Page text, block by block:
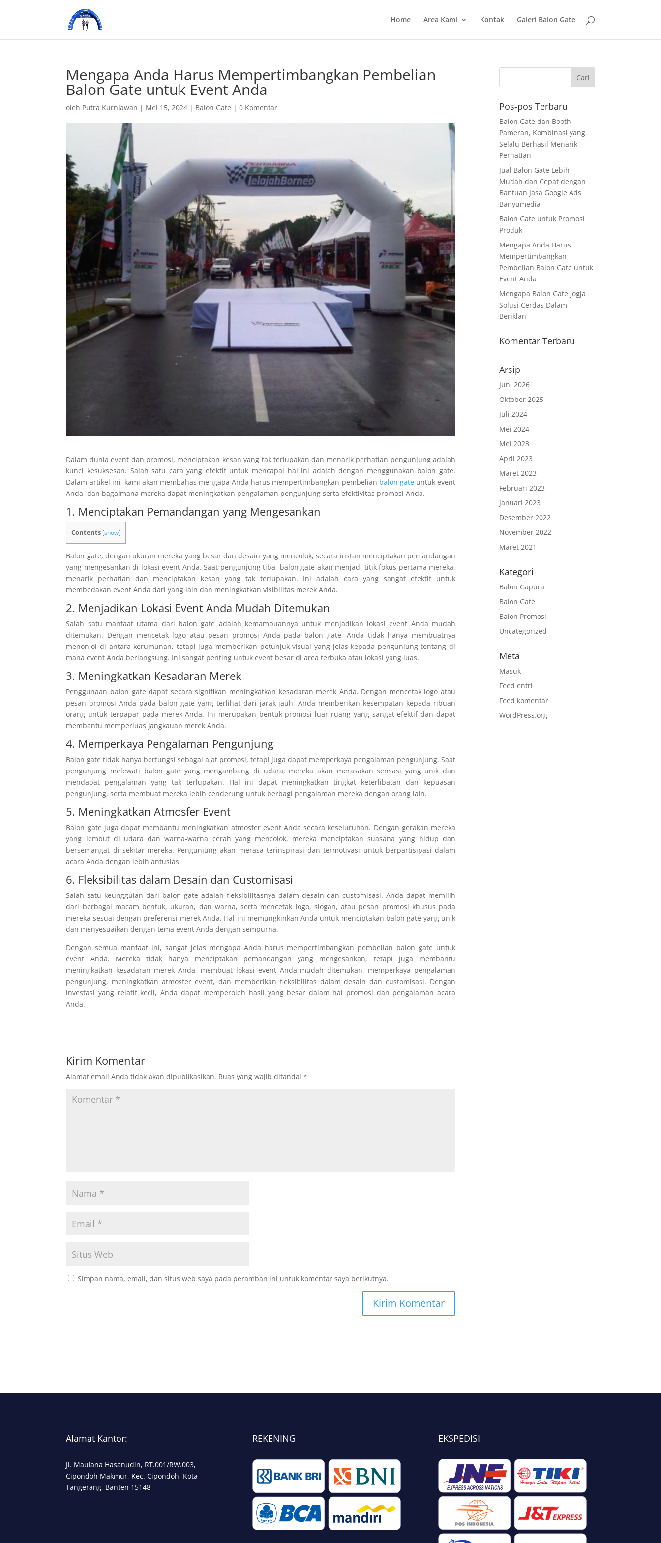
Home Area Kami Kontak Galeri Balon Gate
Mengapa Anda Harus Mempertimbangkan Pembelian
Balon Gate untuk Event Anda
oleh Putra Kurniawan | Mei 15, 2024 | Balon Gate |0 Komentar
Dalam dunia event dan promosi, menciptakan kesan yang tak terlupakan dan menarik perhatian pengunjung adalah
kunci kesuksesan. Salah satu cara yang efektif untuk mencapai hal ini adalah dengan menggunakan balon gate.
Dalam artikel ini, kami akan membahas mengapa Anda harus mempertimbangkan pembelian balon gateuntuk event
Anda, dan bagaimana mereka dapat meningkatkan pengalaman pengunjung serta efektivitas promosi Anda.
1. Menciptakan Pemandangan yang Mengesankan
Contents [show]
Balon gate, dengan ukuran mereka yang besar dan desain yang mencolok, secara instan menciptakan pemandangan
yang mengesankan di lokasi event Anda. Saat pengunjung tiba, balon gate akan menjadi titik fokus pertama mereka,
menarik perhatian dan menciptakan kesan yang tak terlupakan. Ini adalah cara yang sangat efektif untuk
membedakan event Anda dari yang lain dan meningkatkan visibilitas merek Anda.
2. Menjadikan Lokasi Event Anda Mudah Ditemukan
Salah satu manfaat utama dari balon gate adalah kemampuannya untuk menjadikan lokasi event Anda mudah
ditemukan. Dengan mencetak logo atau pesan promosi Anda pada balon gate, Anda tidak hanya membuatnya
menonjol di antara kerumunan, tetapi juga memberikan petunjuk visual yang jelas kepada pengunjung tentang di
mana event Anda berlangsung. Ini sangat penting untuk event besar di area terbuka atau lokasi yang luas.
3. Meningkatkan Kesadaran Merek
Penggunaan balon gate dapat secara signifikan meningkatkan kesadaran merek Anda. Dengan mencetak logo atau
pesan promosi Anda pada balon gate yang terlihat dari jarak jauh, Anda memberikan kesempatan kepada ribuan
orang untuk terpapar pada merek Anda. Ini merupakan bentuk promosi luar ruang yang sangat efektif dan dapat
membantu memperluas jangkauan merek Anda.
4. Memperkaya Pengalaman Pengunjung
Balon gate tidak hanya berfungsi sebagai alat promosi, tetapi juga dapat memperkaya pengalaman pengunjung. Saat
pengunjung melewati balon gate yang mengambang di udara, mereka akan merasakan sensasi yang unik dan
mendapat pengalaman yang tak terlupakan. Hal ini dapat meningkatkan tingkat keterlibatan dan kepuasan
pengunjung, serta membuat mereka lebih cenderung untuk berbagi pengalaman mereka dengan orang lain.
5. Meningkatkan Atmosfer Event
Balon gate juga dapat membantu meningkatkan atmosfer event Anda secara keseluruhan. Dengan gerakan mereka
yang lembut di udara dan warna-warna cerah yang mencolok, mereka menciptakan suasana yang hidup dan
bersemangat di sekitar mereka. Pengunjung akan merasa terinspirasi dan termotivasi untuk berpartisipasi dalam
acara Anda dengan lebih antusias.
6. Fleksibilitas dalam Desain dan Customisasi
Salah satu keunggulan dari balon gate adalah fleksibilitasnya dalam desain dan customisasi. Anda dapat memilih
dari berbagai macam bentuk, ukuran, dan warna, serta mencetak logo, slogan, atau pesan promosi khusus pada
mereka sesuai dengan preferensi merek Anda. Hal ini memungkinkan Anda untuk menciptakan balon gate yang unik
dan menyesuaikan dengan tema event Anda dengan sempurna.
Dengan semua manfaat ini, sangat jelas mengapa Anda harus mempertimbangkan pembelian balon gate untuk
event Anda. Mereka tidak hanya menciptakan pemandangan yang mengesankan, tetapi juga membantu
meningkatkan kesadaran merek Anda, membuat lokasi event Anda mudah ditemukan, memperkaya pengalaman
pengunjung, meningkatkan atmosfer event, dan memberikan fleksibilitas dalam desain dan customisasi. Dengan
investasi yang relatif kecil, Anda dapat memperoleh hasil yang besar dalam hal promosi dan pengalaman acara
Anda.
Kirim Komentar
Alamat email Anda tidak akan dipublikasikan. Ruas yang wajib ditandai*
Simpan nama, email, dan situs web saya pada peramban ini untuk komentar saya berikutnya.
Pos-pos Terbaru
Balon Gate dan Booth
Pameran, Kombinasi yang
Selalu Berhasil Menarik
Perhatian
Jual Balon Gate Lebih
Mudah dan Cepat dengan
Bantuan Jasa Google Ads
Banyumedia
Balon Gate untuk Promosi
Produk
Mengapa Anda Harus
Mempertimbangkan
Pembelian Balon Gate untuk
Event Anda
Mengapa Balon Gate Jogja
Solusi Cerdas Dalam
Beriklan
Komentar Terbaru
Arsip
Juni 2026
Oktober 2025
Juli 2024
Mei 2024
Mei 2023
April 2023
Maret 2023
Februari 2023
Januari 2023
Desember 2022
November 2022
Maret 2021
Kategori
Balon Gapura
Balon Gate
Balon Promosi
Uncategorized
Meta
Masuk
Feed entri
Feed komentar
WordPress.org
Alamat Kantor:
Jl. Maulana Hasanudin, RT.001/RW.003,
Cipondoh Makmur, Kec. Cipondoh, Kota
Tangerang, Banten 15148
REKENING EKSPEDISI